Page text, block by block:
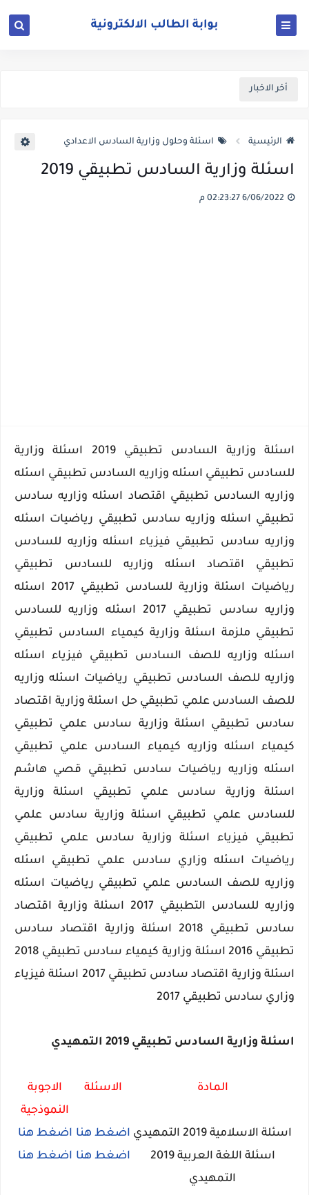
أخر الاخبار
الرئيسية اسئلة وحلول وزارية السادس الاعدادي
اسئلة وزارية السادس تطبيقي 2019
اسئلة وزارية السادس تطبيقي 2019 اسئلة وزارية
للسادس تطبيقي اسئله وزاريه السادس تطبيقي اسئله
وزاريه السادس تطبيقي اقتصاد اسئله وزاريه سادس
تطبيقي اسئله وزاريه سادس تطبيقي رياضيات اسئله
وزاريه سادس تطبيقي فيزياء اسئله وزاريه للسادس
تطبيقي اقتصاد اسئله وزاريه للسادس تطبيقي
رياضيات اسئلة وزارية للسادس تطبيقي 2017 اسئله
وزاريه سادس تطبيقي 2017 اسئله وزاريه للسادس
تطبيقي ملزمة اسئلة وزارية كيمياء السادس تطبيقي
اسئله وزاريه للصف السادس تطبيقي فيزياء اسئله
وزاريه للصف السادس تطبيقي رياضيات اسئله وزاريه
للصف السادس علمي تطبيقي حل اسئلة وزارية اقتصاد
سادس تطبيقي اسئلة وزارية سادس علمي تطبيقي
كيمياء اسئله وزاريه كيمياء السادس علمي تطبيقي
اسئله وزاريه رياضيات سادس تطبيقي قصي هاشم
اسئلة وزارية سادس علمي تطبيقي اسئلة وزارية
للسادس علمي تطبيقي اسئلة وزارية سادس علمي
تطبيقي فيزياء اسئلة وزارية سادس علمي تطبيقي
رياضيات اسئله وزاري سادس علمي تطبيقي اسئله
وزاريه للصف السادس علمي تطبيقي رياضيات اسئله
وزاريه للسادس التطبيقي 2017 اسئلة وزارية اقتصاد
سادس تطبيقي 2018 اسئلة وزارية اقتصاد سادس
تطبيقي 2016 اسئلة وزارية كيمياء سادس تطبيقي 2018
اسئلة وزارية اقتصاد سادس تطبيقي 2017 اسئلة فيزياء
وزاري سادس تطبيقي 2017
اسئلة وزارية السادس تطبيقي 2019 التمهيدي
المادة الاسئلة
الاجوبة
النموذجية
اسئلة الاسلامية 2019 التمهيدي
اضغط هنا اضغط هنا
اسئلة اللغة العربية 2019
التمهيدي
اضغط هنا اضغط هنا